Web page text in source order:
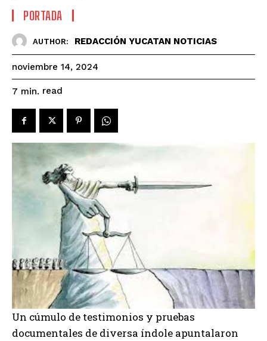
PORTADA
AUTHOR: REDACCIÓN YUCATAN NOTICIAS
noviembre 14, 2024
7 min. read
Un cúmulo de testimonios y pruebas
documentales de diversa índole apuntalaron